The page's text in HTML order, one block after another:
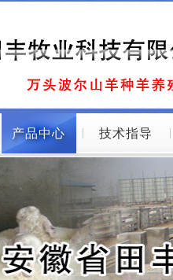
产品中心 技术指导